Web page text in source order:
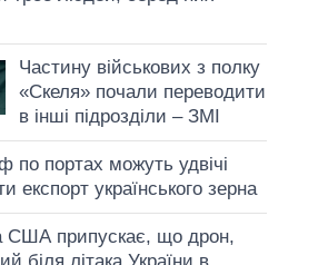
Частину військових з полку
«Скеля» почали переводити
в інші підрозділи – ЗМІ
по портах можуть удвічі
експорт українського зерна
США припускає, що дрон,